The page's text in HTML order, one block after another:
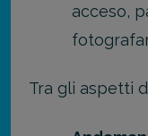
acceso,
Tra gli aspetti